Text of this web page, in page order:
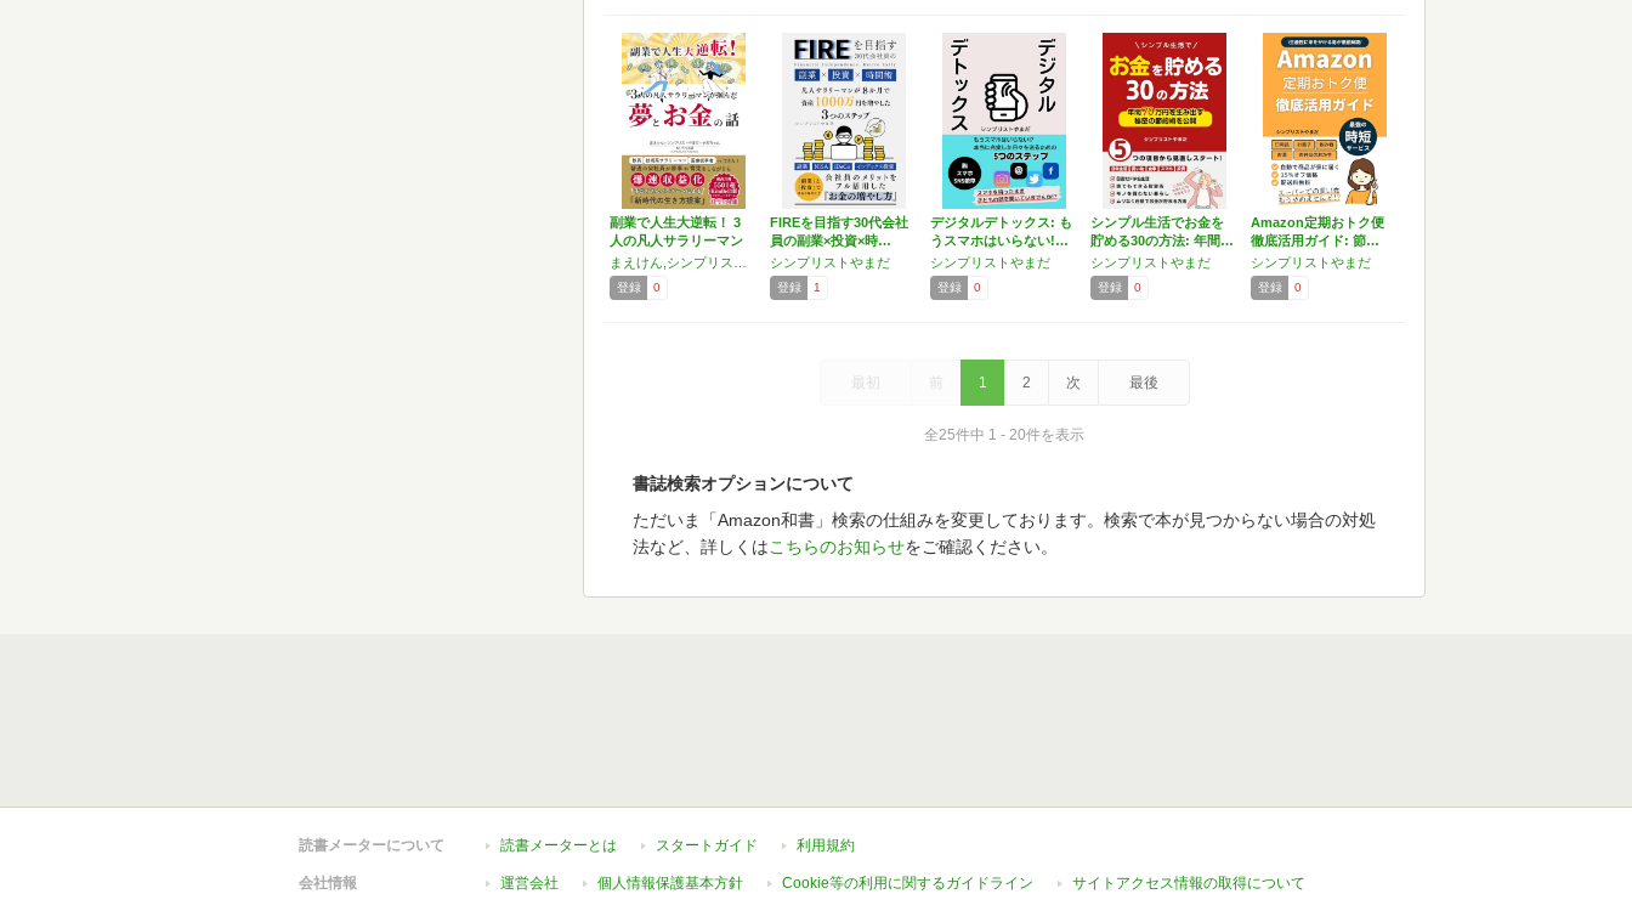
副業で人生大逆転！ 3
人の凡人サラリーマン
が…
登録 0
FIREを目指す30代会社
員の副業×投資×時…
シンプリストやまだ
登録 1
デジタルデトックス: も
うスマホはいらない!…
シンプリストやまだ
登録 0
シンプル生活でお金を
貯める30の方法: 年間…
シンプリストやまだ
登録 0
Amazon定期おトク便
徹底活用ガイド: 節…
シンプリストやまだ
登録 0
最初 前 1 2 次 最後
全25件中 1 - 20件を表示
書誌検索オプションについて
ただいま「Amazon和書」検索の仕組みを変更しております。検索で本が見つからない場合の対処
法など、詳しくはこちらのお知らせをご確認ください。
読書メーターについて 読書メーターとは スタートガイド 利用規約
会社情報 運営会社 個人情報保護基本方針 Cookie等の利用に関するガイドライン サイトアクセス情報の取得について